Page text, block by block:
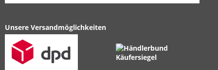
Unsere Versandmöglichkeiten